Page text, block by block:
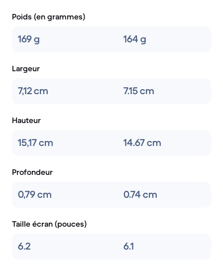
Poids (en grammes)
169 g 164 g
Largeur
7,12 cm 7.15 cm
Hauteur
15,17 cm 14.67 cm
Profondeur
0,79 cm 0.74 cm
Taille écran (pouces)
6.2 6.1